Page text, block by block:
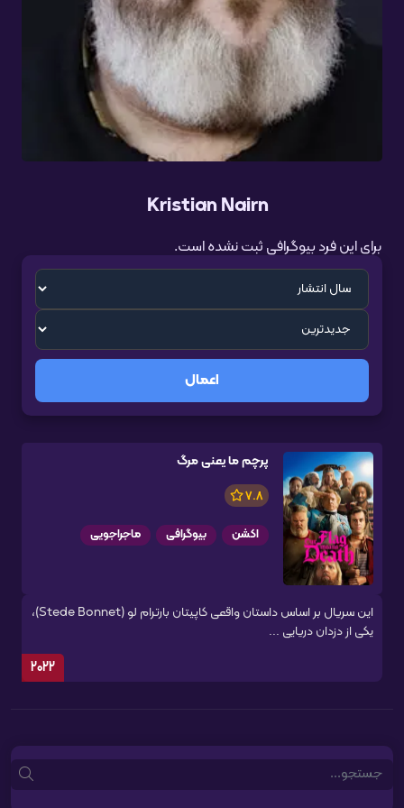
Kristian Nairn
برای این فرد بیوگرافی ثبت نشده است.
اعمال
پرچم ما یعنی مرگ
7.8
اکشن بیوگرافی ماجراجویی
این سریال بر اساس داستان واقعی کاپیتان بارترام لو (Stede Bonnet)،
یکی از دزدان دریایی ...
2022
Search